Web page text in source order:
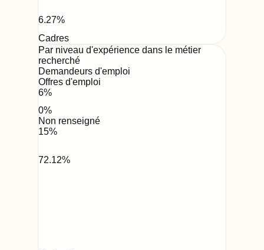
6.27%
Cadres
Par niveau d'expérience dans le métier
recherché
Demandeurs d'emploi
Offres d'emploi
6%
0%
Non renseigné
15%
72.12%